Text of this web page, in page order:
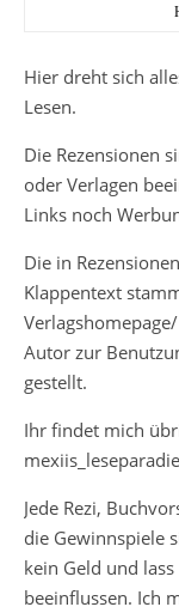
Hier dreht sich
Lesen.
Die Rezensionen
oder Verlagen
Links noch
Die in
Klappentext
Autor zur
gestellt.
Ihr findet mich
Jede Rezi,
die Gewinnspiele
kein Geld und
beeinflussen. Ich